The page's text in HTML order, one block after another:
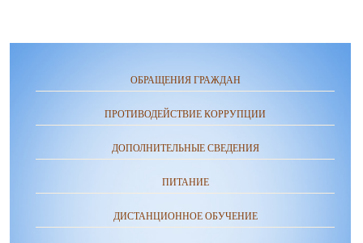
ОБРАЩЕНИЯ ГРАЖДАН
ПРОТИВОДЕЙСТВИЕ КОРРУПЦИИ
ДОПОЛНИТЕЛЬНЫЕ СВЕДЕНИЯ
ПИТАНИЕ
ДИСТАНЦИОННОЕ ОБУЧЕНИЕ